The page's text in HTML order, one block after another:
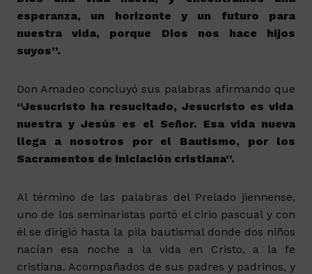
esperanza, un horizonte y un futuro para
nuestra vida, porque Dios nos hace hijos
suyos”.
Don Amadeo concluyó sus palabras afirmando que
“Jesucristo ha resucitado, Jesucristo es vida
nuestra y Jesús es el Señor. Esa vida nueva
llega a nosotros por el Bautismo, por los
Sacramentos de iniciación cristiana”.
Al término de las palabras del Prelado jiennense,
uno de los seminaristas portó el cirio pascual y con
él se dirigió hasta la pila bautismal donde dos niños
nacían esa noche a la vida en Cristo, a la fe
cristiana. Acompañados de sus padres y padrinos, y